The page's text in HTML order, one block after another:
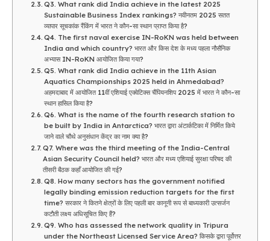
Q3. What rank did India achieve in the latest 2025
Sustainable Business Index rankings? नवीनतम 2025 सतत
व्यापार सूचकांक रैंकिंग में भारत ने कौन-सा स्थान प्राप्त किया है?
Q4. The first naval exercise IN-RoKN was held between
India and which country? भारत और किस देश के मध्य पहला नौसैनिक
अभ्यास IN-RoKN आयोजित किया गया?
Q5. What rank did India achieve in the 11th Asian
Aquatics Championships 2025 held in Ahmedabad?
अहमदाबाद में आयोजित 11वीं एशियाई एक्वेटिक्स चैंपियनशिप 2025 में भारत ने कौन-सा
स्थान हासिल किया है?
Q6. What is the name of the fourth research station to
be built by India in Antarctica? भारत द्वारा अंटार्कटिका में निर्मित किये
जाने वाले चौथे अनुसंधान केंद्र का नाम क्या है?
Q7. Where was the third meeting of the India-Central
Asian Security Council held? भारत और मध्य एशियाई सुरक्षा परिषद की
तीसरी बैठक कहाँ आयोजित की गई?
Q8. How many sectors has the government notified
legally binding emission reduction targets for the first
time? सरकार ने कितने क्षेत्रों के लिए पहली बार कानूनी रूप से बाध्यकारी उत्सर्जन
कटौती लक्ष्य अधिसूचित किए हैं?
Q9. Who has assessed the network quality in Tripura
under the Northeast Licensed Service Area? किसके द्वारा पूर्वोत्तर